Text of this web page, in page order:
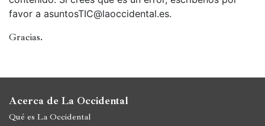
Revista
España
favor a asuntosTIC@laoccidental.es.
Gracias.
Acerca de La Occidental
Qué es La Occidental